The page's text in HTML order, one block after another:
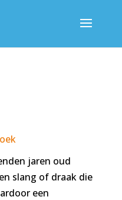
jaren oud
slang of draak die
een